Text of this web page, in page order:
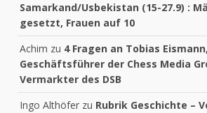
Samarkand/Usbekistan (15-27.9) :
gesetzt, Frauen auf 10
Achim zu 4 Fragen an Tobias
Geschäftsführer der Chess Media
Vermarkter des DSB
Ingo Althöfer zu Rubrik Geschichte –